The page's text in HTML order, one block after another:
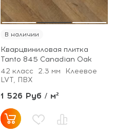
В наличии
Кварцвиниловая плитка
Tanto 845 Canadian Oak
42 класс
2.3 мм
Клеевое
LVT, ПВХ
1 526 Руб / м²